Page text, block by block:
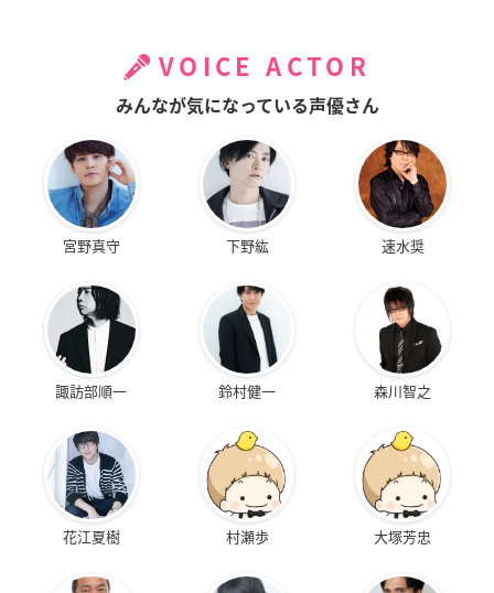
VOICE ACTOR
みんなが気になっている声優さん
宮野真守 下野紘 速水奨
諏訪部順一 鈴村健一 森川智之
花江夏樹 村瀬歩 大塚芳忠